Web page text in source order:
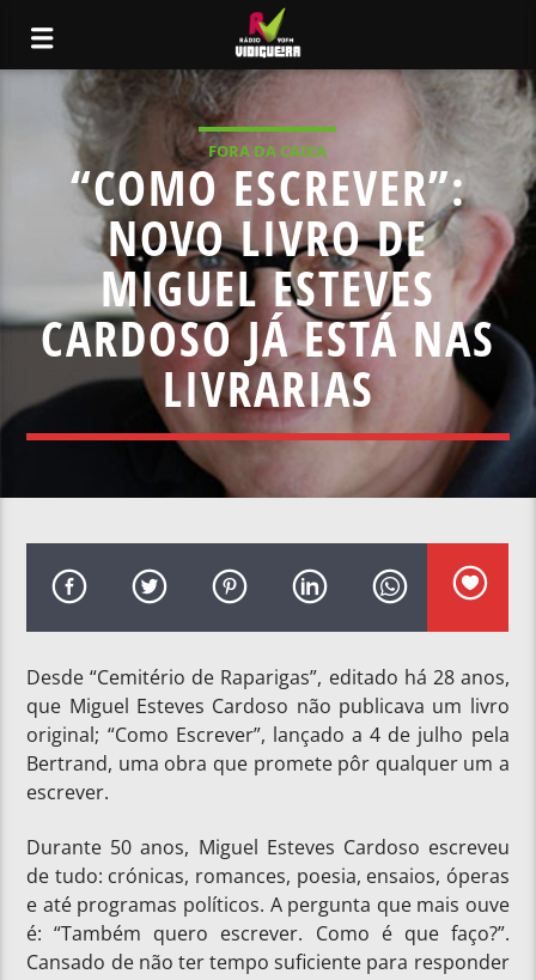
FORA DA CAIXA
“COMO ESCREVER”:
NOVO LIVRO DE
MIGUEL ESTEVES
CARDOSO JÁ ESTÁ NAS
LIVRARIAS
Desde “Cemitério de Raparigas”, editado há 28 anos,
que Miguel Esteves Cardoso não publicava um livro
original; “Como Escrever”, lançado a 4 de julho pela
Bertrand, uma obra que promete pôr qualquer um a
escrever.
Durante 50 anos, Miguel Esteves Cardoso escreveu
de tudo: crónicas, romances, poesia, ensaios, óperas
e até programas políticos. A pergunta que mais ouve
é: “Também quero escrever. Como é que faço?”.
Cansado de não ter tempo suficiente para responder